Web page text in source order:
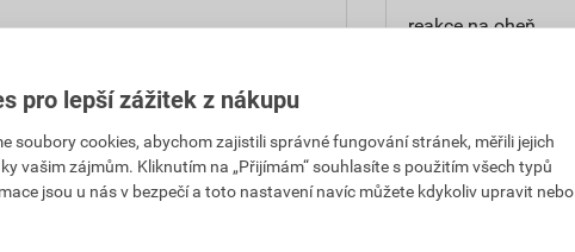
s občanským zákoníkem č.
ti denní ochranná lhůta.
reakce na oheň
hmotnost
typ výrobku
pro lepší zážitek z nákupu
soubory cookies, abychom zajistili správné fungování stránek, měřili jejich
vašim zájmům. Kliknutím na „Přijímám“ souhlasíte s použitím všech typů
jsou u nás v bezpečí a toto nastavení navíc můžete kdykoliv upravit nebo